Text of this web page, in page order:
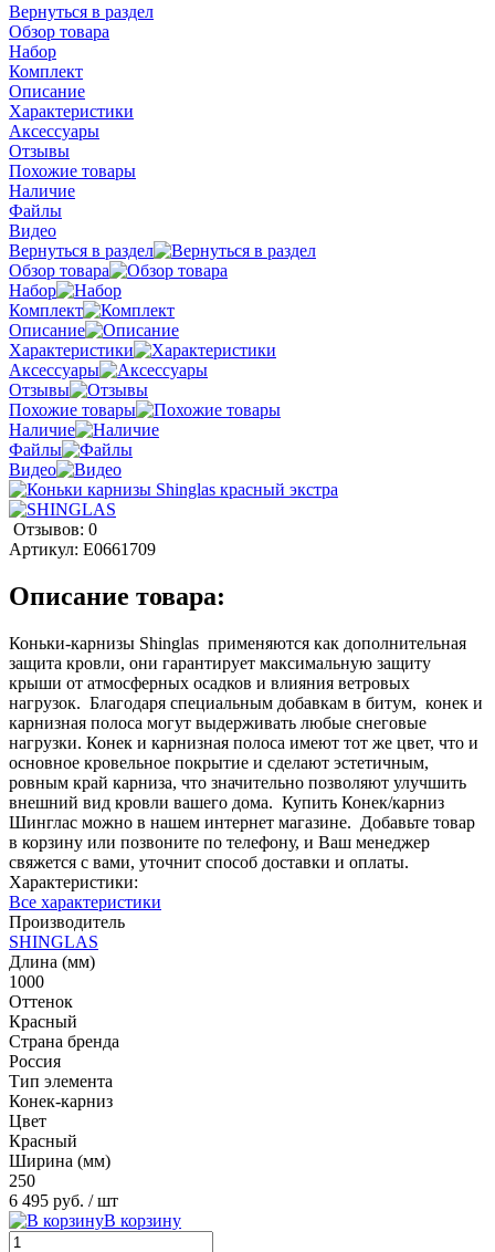
Вернуться в раздел
Обзор товара
Набор
Комплект
Описание
Характеристики
Аксессуары
Отзывы
Похожие товары
Наличие
Файлы
Видео
Вернуться в раздел
Обзор товара
Набор
Комплект
Описание
Характеристики
Аксессуары
Отзывы
Похожие товары
Наличие
Файлы
Видео
Отзывов: 0
Артикул: E0661709
Описание товара:
Коньки-карнизы Shinglas применяются как дополнительная
защита кровли, они гарантирует максимальную защиту
крыши от атмосферных осадков и влияния ветровых
нагрузок. Благодаря специальным добавкам в битум, конек и
карнизная полоса могут выдерживать любые снеговые
нагрузки. Конек и карнизная полоса имеют тот же цвет, что и
основное кровельное покрытие и сделают эстетичным,
ровным край карниза, что значительно позволяют улучшить
внешний вид кровли вашего дома. Купить Конек/карниз
Шинглас можно в нашем интернет магазине. Добавьте товар
в корзину или позвоните по телефону, и Ваш менеджер
свяжется с вами, уточнит способ доставки и оплаты.
Характеристики:
Все характеристики
Производитель
SHINGLAS
Длина (мм)
1000
Оттенок
Красный
Страна бренда
Россия
Тип элемента
Конек-карниз
Цвет
Красный
Ширина (мм)
250
6 495 руб. / шт
В корзину